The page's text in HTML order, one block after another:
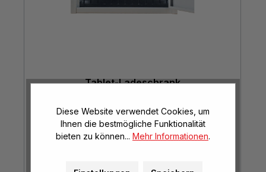
Tablet-Ladeschrank
€ 499,00*
Diese Website verwendet Cookies, um
Ihnen die bestmögliche Funktionalität
bieten zu können... Mehr Informationen.